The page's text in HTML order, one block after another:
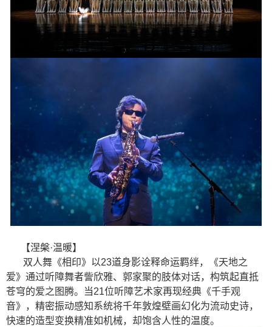
【涅槃·温暖】
双人舞《相印》以23道身影诠释命运羁绊，《天地之
爱》通过听障舞者訾欣雅、郭家聚的肢体对话，构筑起直抵
苍穹的爱之图腾。当21位听障艺术家再现经典《千手观
音》，精密振动感知系统将千年敦煌壁画幻化为流动史诗，
快速的造型变换精准如机械，却饱含人性的温度。